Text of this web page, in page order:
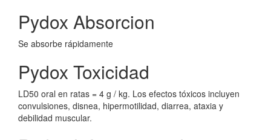
Pydox Absorcion
Se absorbe rápidamente
Pydox Toxicidad
LD50 oral en ratas = 4 g / kg. Los efectos tóxicos incluyen
convulsiones, disnea, hipermotilidad, diarrea, ataxia y
debilidad muscular.